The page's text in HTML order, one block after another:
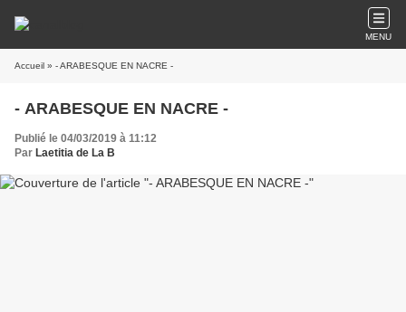
MENU
Accueil » - ARABESQUE EN NACRE -
- ARABESQUE EN NACRE -
Publié le 04/03/2019 à 11:12
Par Laetitia de La B